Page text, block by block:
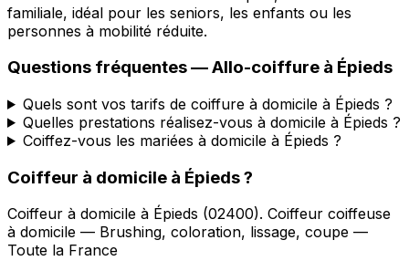
familiale, idéal pour les seniors, les enfants ou les
personnes à mobilité réduite.
Questions fréquentes —Allo-coiffure à Épieds
Quels sont vos tarifs de coiffure à domicile à Épieds ?
Quelles prestations réalisez-vous à domicile à Épieds ?
Coiffez-vous les mariées à domicile à Épieds ?
Coiffeur à domicile à Épieds?
Coiffeur à domicile à Épieds (02400). Coiffeur coiffeuse
à domicile — Brushing, coloration, lissage, coupe —
Toute la France